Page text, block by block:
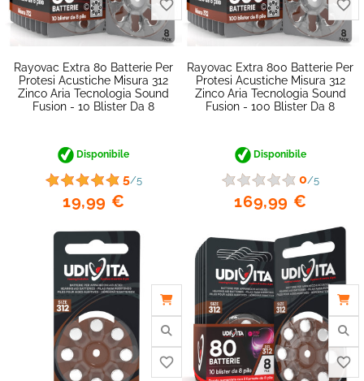
Rayovac Extra 80 Batterie Per
Protesi Acustiche Misura 312
Zinco Aria Tecnologia Sound
Fusion - 10 Blister Da 8
Disponibile
5/5
19,99 €
favorite_border
Rayovac Extra 800 Batterie Per
Protesi Acustiche Misura 312
Zinco Aria Tecnologia Sound
Fusion - 100 Blister Da 8
Disponibile
0/5
169,99 €